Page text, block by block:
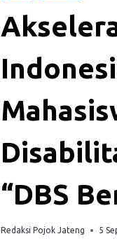
“DBS
Redaksi Pojok Jateng 5